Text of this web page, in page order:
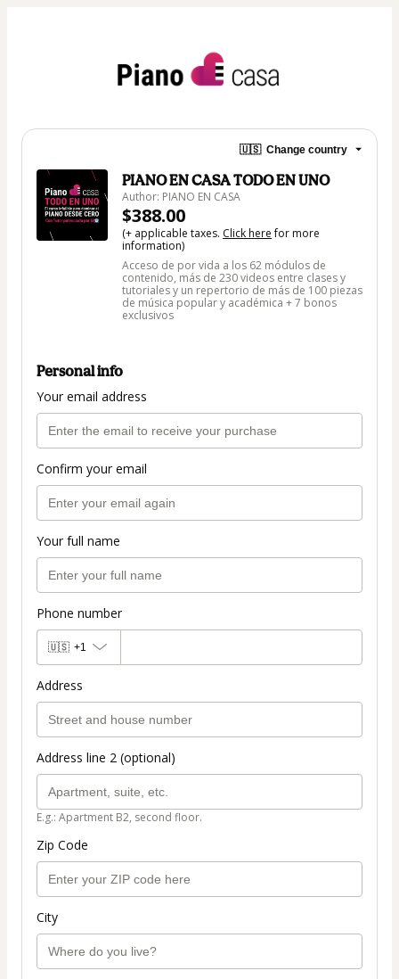
🇺🇸 Change country
PIANO EN CASA TODO EN UNO
Author: PIANO EN CASA
$388.00
(+ applicable taxes. Click herefor more
information)
Acceso de por vida a los 62 módulos de
contenido, más de 230 videos entre clases y
tutoriales y un repertorio de más de 100 piezas
de música popular y académica + 7 bonos
exclusivos
Personal info
Your email address
Confirm your email
Your full name
Phone number
🇺🇸 +1
Address
Address line 2 (optional)
E.g.: Apartment B2, second floor.
Zip Code
City